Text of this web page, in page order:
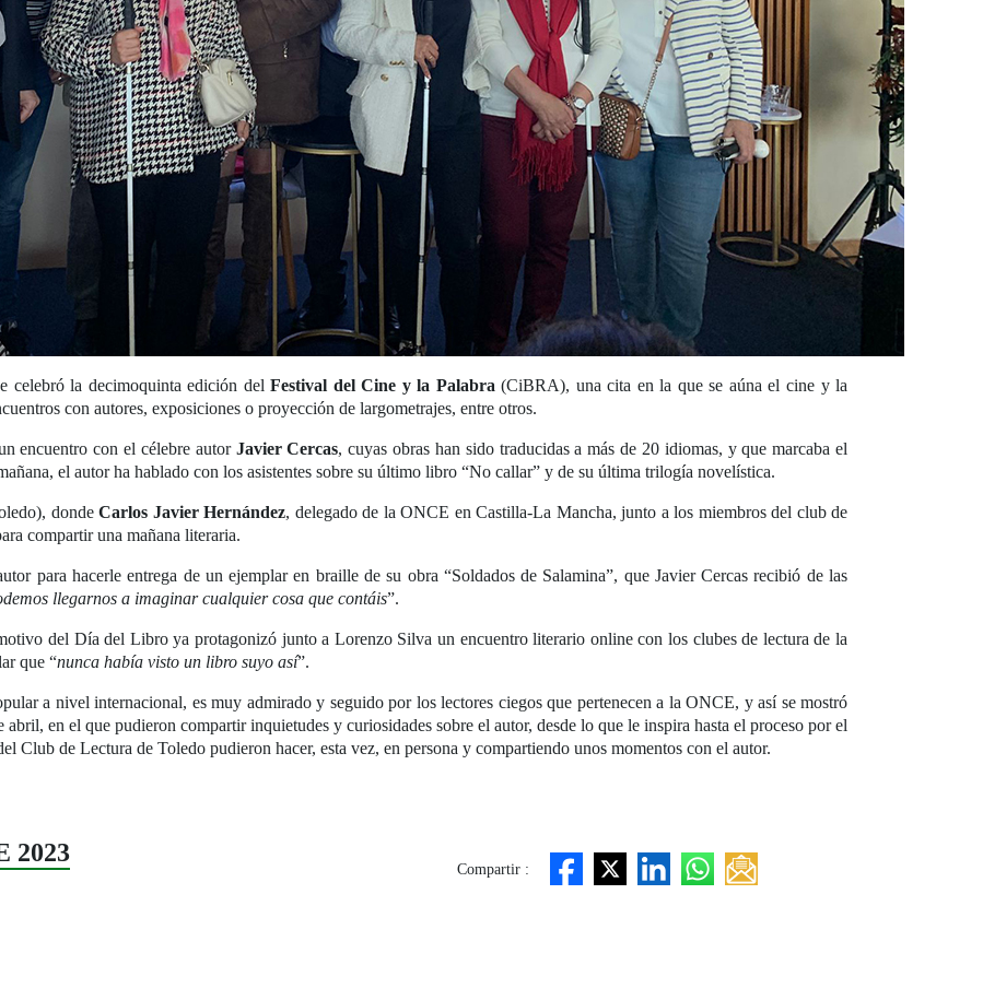
celebró la decimoquinta edición delFestival del Cine y la Palabra (CiBRA), una cita en la que se aúna el cine y la
con autores, exposiciones o proyección de largometrajes, entre otros.
encuentro con el célebre autor Javier Cercas, cuyas obras han sido traducidas a más de 20 idiomas, y que marcaba el
el autor ha hablado con los asistentes sobre su último libro “No callar” y de su última trilogía novelística.
dondeCarlos Javier Hernández, delegado de la ONCE en Castilla-La Mancha, junto a los miembros del club de
compartir una mañana literaria.
para hacerle entrega de un ejemplar en braille de su obra “Soldados de Salamina”, que Javier Cercas recibió de las
llegarnos a imaginar cualquier cosa que contáis”.
del Día del Libro ya protagonizó junto a Lorenzo Silva un encuentro literario online con los clubes de lectura de la
que “nunca había visto un libro suyo así”.
a nivel internacional, es muy admirado y seguido por los lectores ciegos que pertenecen a la ONCE, y así se mostró
abril, en el que pudieron compartir inquietudes y curiosidades sobre el autor, desde lo que le inspira hasta el proceso por el
Club de Lectura de Toledo pudieron hacer, esta vez, en persona y compartiendo unos momentos con el autor.
2023
Compartir :